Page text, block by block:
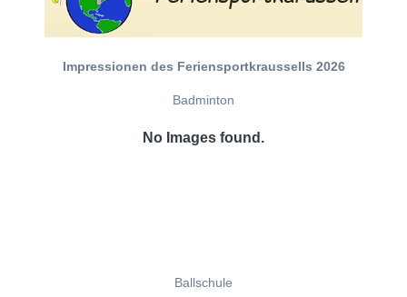
Impressionen des Feriensportkraussells 2026
Badminton
No Images found.
Ballschule